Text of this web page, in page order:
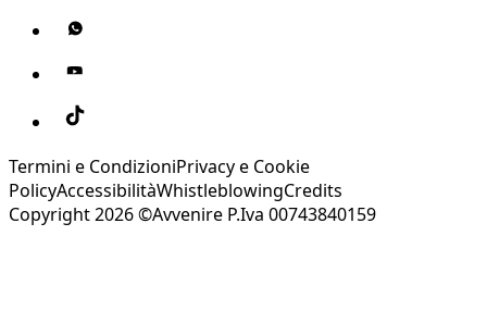
Termini e CondizioniPrivacy e Cookie
PolicyAccessibilitàWhistleblowingCredits
Copyright 2026 ©Avvenire P.Iva 00743840159